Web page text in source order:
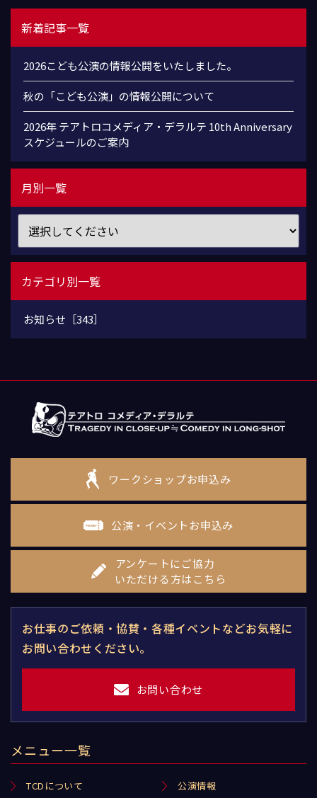
新着記事一覧
2026こども公演の情報公開をいたしました。
秋の「こども公演」の情報公開について
2026年 テアトロコメディア・デラルテ 10th Anniversary
スケジュールのご案内
月別一覧
カテゴリ別一覧
お知らせ［343］
ワークショップお申込み
公演・イベントお申込み
アンケートにご協力
いただける方はこちら
お仕事のご依頼・協賛・各種イベントなどお気軽に
お問い合わせください。
お問い合わせ
メニュー一覧
TCDについて 公演情報